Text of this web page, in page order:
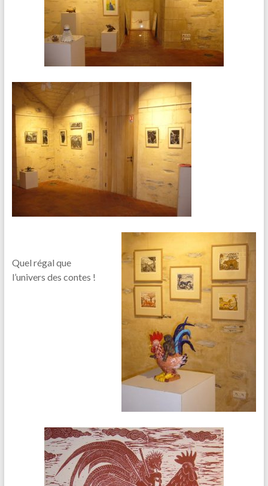
Quel régal que
l’univers des contes !